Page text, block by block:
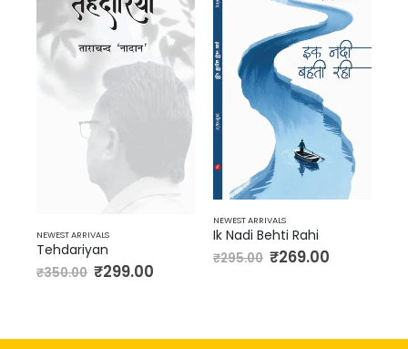
NEWEST ARRIVALS
Tehdariyan
₹350.00 ₹299.00
NEWEST ARRIVALS
Ik Nadi Behti Rahi
₹295.00 ₹269.00